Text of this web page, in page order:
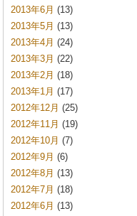
2013年6月 (13)
2013年5月 (13)
2013年4月 (24)
2013年3月 (22)
2013年2月 (18)
2013年1月 (17)
2012年12月 (25)
2012年11月 (19)
2012年10月 (7)
2012年9月 (6)
2012年8月 (13)
2012年7月 (18)
2012年6月 (13)